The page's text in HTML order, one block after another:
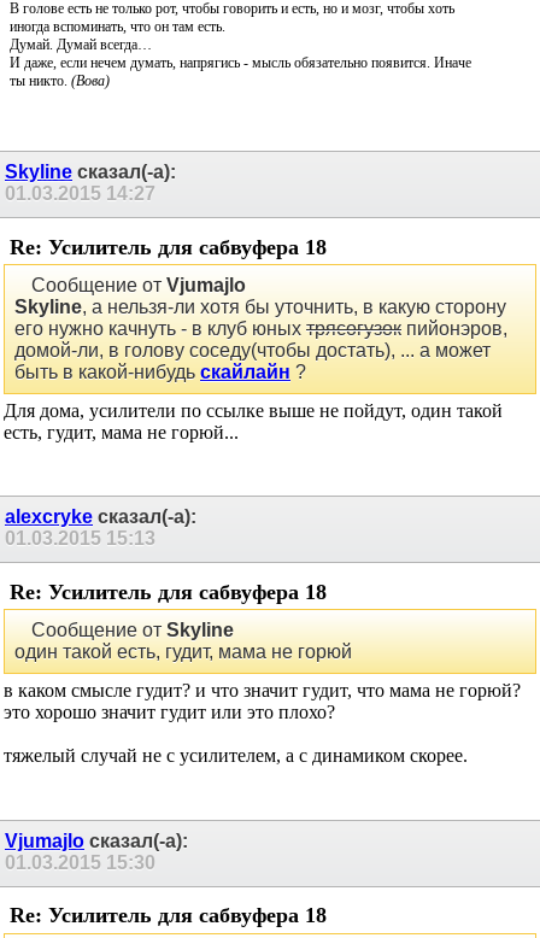
В голове есть не только рот, чтобы говорить и есть, но и мозг, чтобы хоть
иногда вспоминать, что он там есть.
Думай. Думай всегда…
И даже, если нечем думать, напрягись - мысль обязательно появится. Иначе
(Вова)
Skylineсказал(-а):
01.03.2015 14:27
Re: Усилитель для сабвуфера 18
Сообщение отVjumajlo
Skyline, а нельзя-ли хотя бы уточнить, в какую сторону
его нужно качнуть - в клуб юныхтрясогузок
пийонэров,
домой-ли, в голову соседу(чтобы достать), ... а может
быть в какой-нибудьскайлайн?
Для дома, усилители по ссылке выше не пойдут, один такой
alexcrykeсказал(-а):
01.03.201515:13
Re: Усилитель для сабвуфера 18
Сообщение от Skyline
один такой есть, гудит, мама не горюй
в каком смысле гудит? и что значит гудит, что мама не горюй?
Vjumajloсказал(-а):
01.03.201515:30